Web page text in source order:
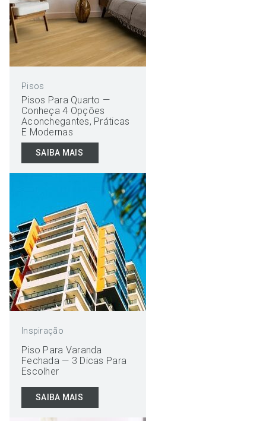
Pisos
Pisos Para Quarto —
Conheça 4 Opções
Aconchegantes, Práticas
E Modernas
SAIBA MAIS
Inspiração
Piso Para Varanda
Fechada — 3 Dicas Para
Escolher
SAIBA MAIS